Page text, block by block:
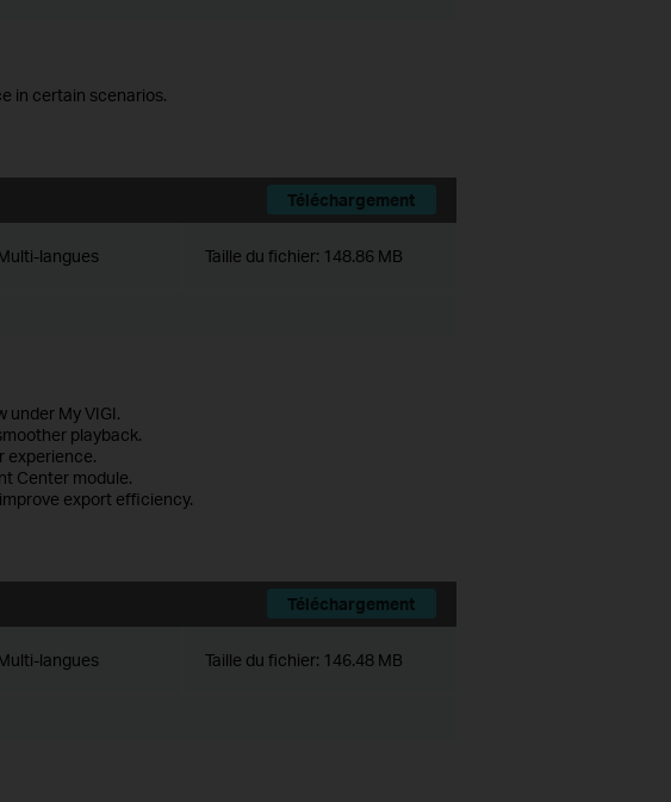
in certain scenarios.
Téléchargement
langues Taille du fichier: 148.86 MB
under My VIGI.
playback.
experience.
Center module.
export efficiency.
Téléchargement
langues Taille du fichier: 146.48 MB